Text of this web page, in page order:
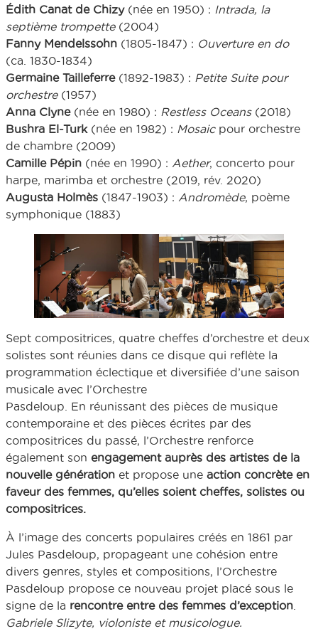
Édith Canat de Chizy (née en 1950) : Intrada, la
septième trompette(2004)
Fanny Mendelssohn (1805-1847) : Ouverture en do
(ca. 1830-1834)
Germaine Tailleferre(1892-1983) : Petite Suite pour
orchestre(1957)
Anna Clyne(née en 1980) : Restless Oceans(2018)
Bushra El-Turk(née en 1982) : Mosaicpour orchestre
de chambre (2009)
Camille Pépin (née en 1990) : Aether, concerto pour
harpe, marimba et orchestre (2019, rév. 2020)
Augusta Holmès (1847-1903) : Andromède, poème
symphonique (1883)
Sept compositrices, quatre cheffes d’orchestre et deux
solistes sont réunies dans ce disque qui reflète la
programmation éclectique et diversifiée d’une saison
musicale avec l’Orchestre
Pasdeloup. En réunissant des pièces de musique
contemporaine et des pièces écrites par des
compositrices du passé, l’Orchestre renforce
également son engagement auprès des artistes de la
nouvelle génération et propose une action concrète en
faveur des femmes, qu’elles soient cheffes, solistes ou
compositrices.
À l’image des concerts populaires créés en 1861 par
Jules Pasdeloup, propageant une cohésion entre
divers genres, styles et compositions, l’Orchestre
Pasdeloup propose ce nouveau projet placé sous le
signe de la rencontre entre des femmes d’exception
Gabriele Slizyte, violoniste et musicologue.